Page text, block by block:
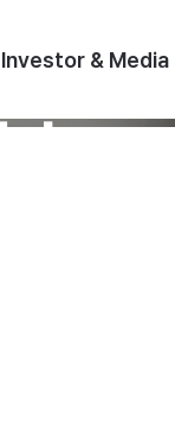
Investor & Media